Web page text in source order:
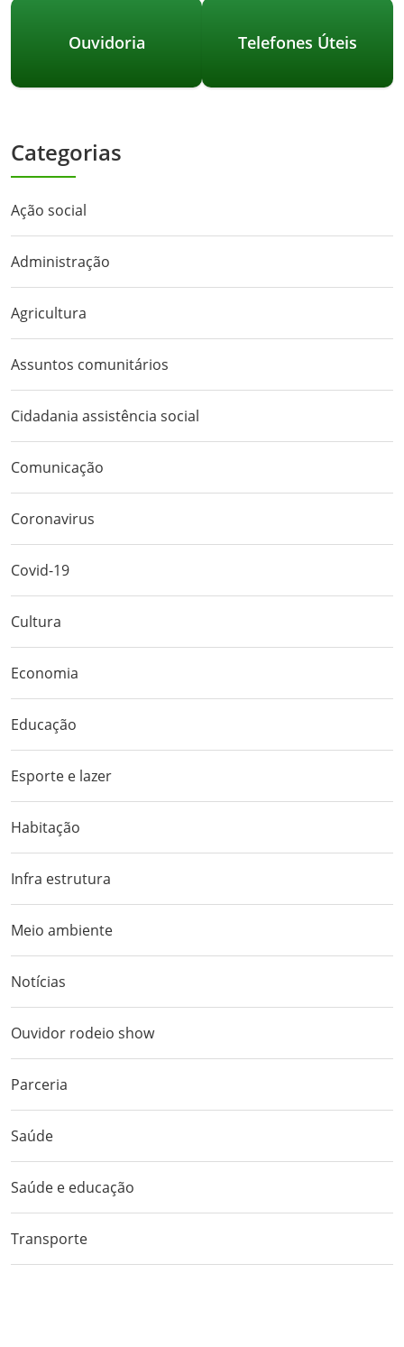
Ouvidoria Telefones Úteis
Categorias
Ação social
Administração
Agricultura
Assuntos comunitários
Cidadania assistência social
Comunicação
Coronavirus
Covid-19
Cultura
Economia
Educação
Esporte e lazer
Habitação
Infra estrutura
Meio ambiente
Notícias
Ouvidor rodeio show
Parceria
Saúde
Saúde e educação
Transporte